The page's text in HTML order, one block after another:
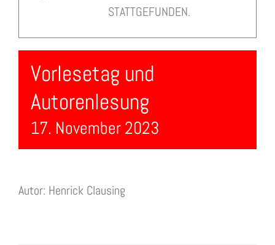
STATTGEFUNDEN.
Vorlesetag und
Autorenlesung
17. November 2023
Autor: Henrick Clausing